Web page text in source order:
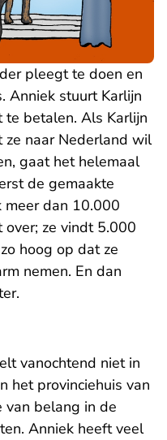
pleegt te doen en
Anniek stuurt Karlijn
te betalen. Als Karlijn
naar Nederland wil
gaat het helemaal
de gemaakte
meer dan 10.000
over; ze vindt 5.000
hoog op dat ze
nemen. En dan
vanochtend niet in
het provinciehuis van
van belang in de
Anniek heeft veel